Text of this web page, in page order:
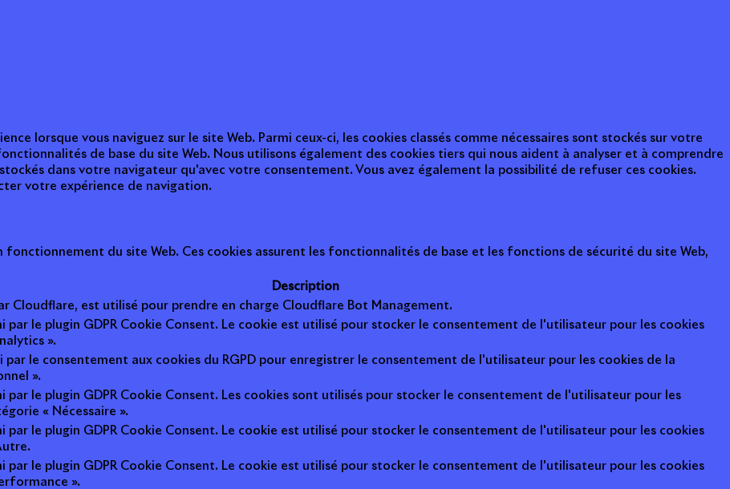
lorsque vous naviguez sur le site Web. Parmi ceux-ci, les cookies classés comme nécessaires sont stockés sur votre
de base du site Web. Nous utilisons également des cookies tiers qui nous aident à analyser et à comprendre
dans votre navigateur qu'avec votre consentement. Vous avez également la possibilité de refuser ces cookies.
votre expérience de navigation.
fonctionnement du site Web. Ces cookies assurent les fonctionnalités de base et les fonctions de sécurité du site Web,
Description
Cloudflare, est utilisé pour prendre en charge Cloudflare Bot Management.
par le plugin GDPR Cookie Consent. Le cookie est utilisé pour stocker le consentement de l'utilisateur pour les cookies
».
par le consentement aux cookies du RGPD pour enregistrer le consentement de l'utilisateur pour les cookies de la
».
par le plugin GDPR Cookie Consent. Les cookies sont utilisés pour stocker le consentement de l'utilisateur pour les
« Nécessaire ».
par le plugin GDPR Cookie Consent. Le cookie est utilisé pour stocker le consentement de l'utilisateur pour les cookies
par le plugin GDPR Cookie Consent. Le cookie est utilisé pour stocker le consentement de l'utilisateur pour les cookies
».